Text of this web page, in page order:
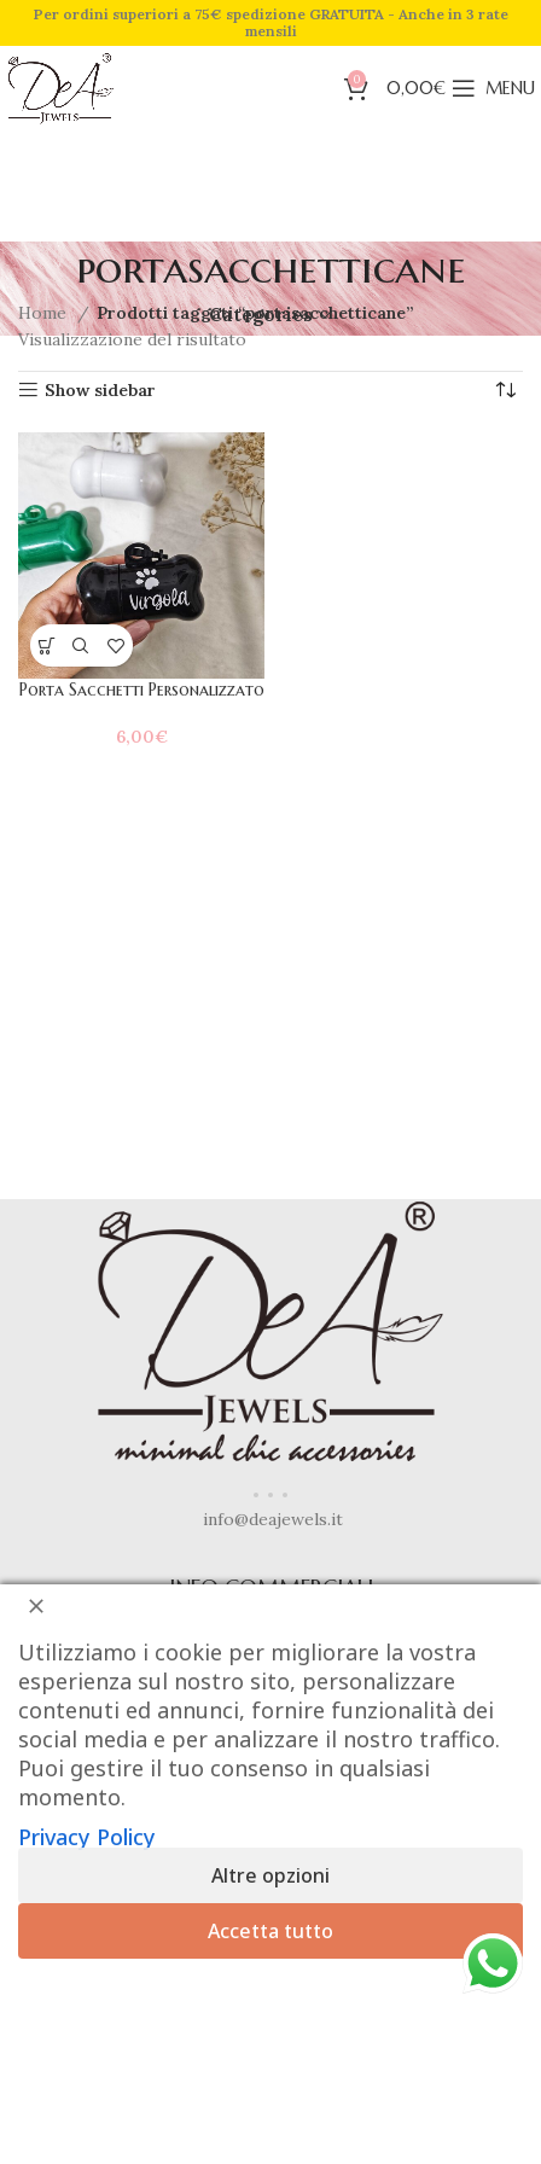
Per ordini superiori a 75€ spedizione GRATUITA - Anche in 3 rate
mensili
0 0,00€ MENU
portasacchetticane
Categories
Home
Prodotti taggati “portasacchetticane”
Visualizzazione del risultato
Show sidebar
Porta Sacchetti Personalizzato
6,00€
info@deajewels.it
INFO COMMERCIALI
Termini e Condizioni
Pagamenti
Spedizioni
Diritto di Recesso
Manutenzione prodotti
consegna del prodotto.
×
Utilizziamo i cookie per migliorare la vostra
esperienza sul nostro sito, personalizzare
contenuti ed annunci, fornire funzionalità dei
social media e per analizzare il nostro traffico.
Puoi gestire il tuo consenso in qualsiasi
momento.
Privacy Policy
Altre opzioni
Accetta tutto